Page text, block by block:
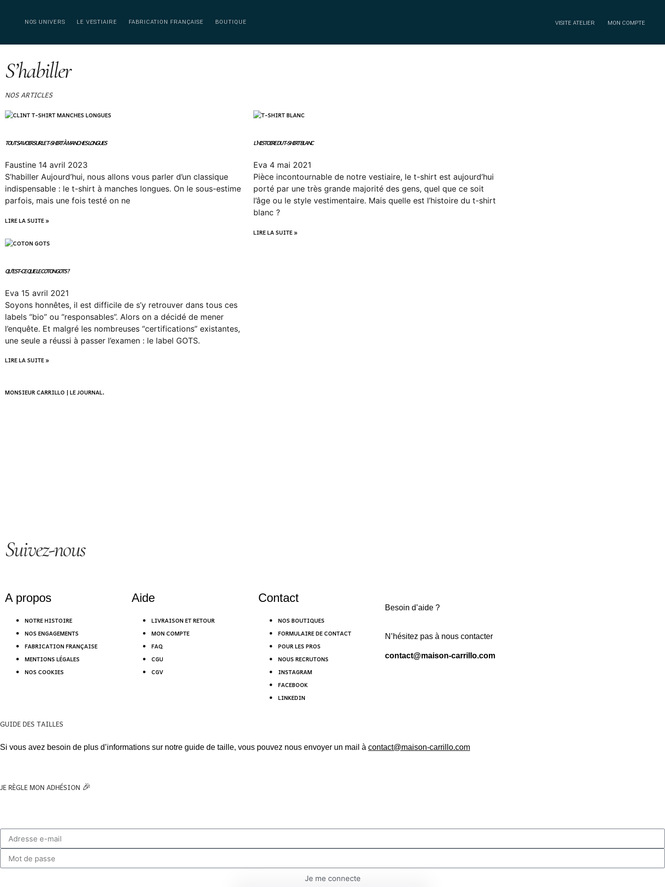
NOS UNIVERS LE VESTIAIRE FABRICATION FRANÇAISE BOUTIQUE MON COMPTE
VISITE ATELIER
S’habiller
NOS ARTICLES
TOUT SAVOIR SUR LE T-SHIRT À MANCHES LONGUES
Faustine 14 avril 2023
S’habiller Aujourd’hui, nous allons vous parler d’un classique
indispensable : le t-shirt à manches longues. On le sous-estime
parfois, mais une fois testé on ne
LIRE LA SUITE »
L’HISTOIRE DU T-SHIRT BLANC
Eva 4 mai 2021
Pièce incontournable de notre vestiaire, le t-shirt est aujourd’hui
porté par une très grande majorité des gens, quel que ce soit
l’âge ou le style vestimentaire. Mais quelle est l’histoire du t-shirt
blanc ?
LIRE LA SUITE »
QU’EST-CE QUE LE COTON GOTS ?
Eva 15 avril 2021
Soyons honnêtes, il est difficile de s’y retrouver dans tous ces
labels “bio” ou “responsables”.⁣ Alors on a décidé de mener
l’enquête. Et malgré les nombreuses “certifications” existantes,
une seule a réussi à passer l’examen : le label GOTS.
LIRE LA SUITE »
MONSIEUR CARRILLO | LE JOURNAL.
Suivez-nous
A propos
NOTRE HISTOIRE
NOS ENGAGEMENTS
FABRICATION FRANÇAISE
MENTIONS LÉGALES
NOS COOKIES
Aide
LIVRAISON ET RETOUR
MON COMPTE
FAQ
CGU
CGV
Contact
NOS BOUTIQUES
FORMULAIRE DE CONTACT
POUR LES PROS
NOUS RECRUTONS
INSTAGRAM
FACEBOOK
LINKEDIN
Besoin d’aide ?
N’hésitez pas à nous contacter
contact@maison-carrillo.com
GUIDE DES TAILLES
Si vous avez besoin de plus d’informations sur notre guide de taille, vous pouvez nous envoyer un mail à contact@maison-carrillo.com
JE RÈGLE MON ADHÉSION 🎉
Je me connecte